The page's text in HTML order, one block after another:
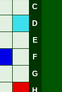
C
D
E
F
G